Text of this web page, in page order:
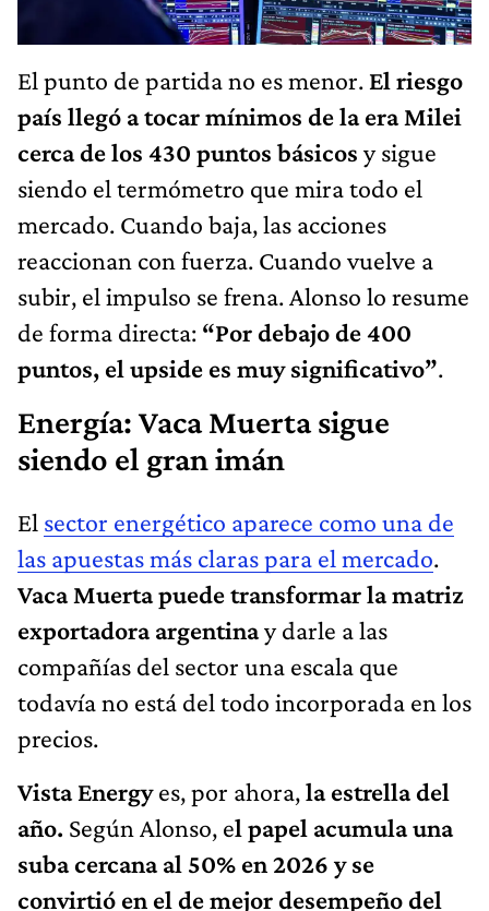
El punto de partida no es menor. El riesgo
país llegó a tocar mínimos de la era Milei
cerca de los 430 puntos básicos y sigue
siendo el termómetro que mira todo el
mercado. Cuando baja, las acciones
reaccionan con fuerza. Cuando vuelve a
subir, el impulso se frena. Alonso lo resume
de forma directa: “Por debajo de 400
puntos, el upside es muy significativo”.
Energía: Vaca Muerta sigue
siendo el gran imán
El sector energético aparece como una de
las apuestas más claras para el mercado.
Vaca Muerta puede transformar la matriz
exportadora argentinay darle a las
compañías del sector una escala que
todavía no está del todo incorporada en los
precios.
Vista Energyes, por ahora,la estrella del
año. Según Alonso, el papel acumula una
suba cercana al 50% en 2026 y se
convirtió en el de mejor desempeño del